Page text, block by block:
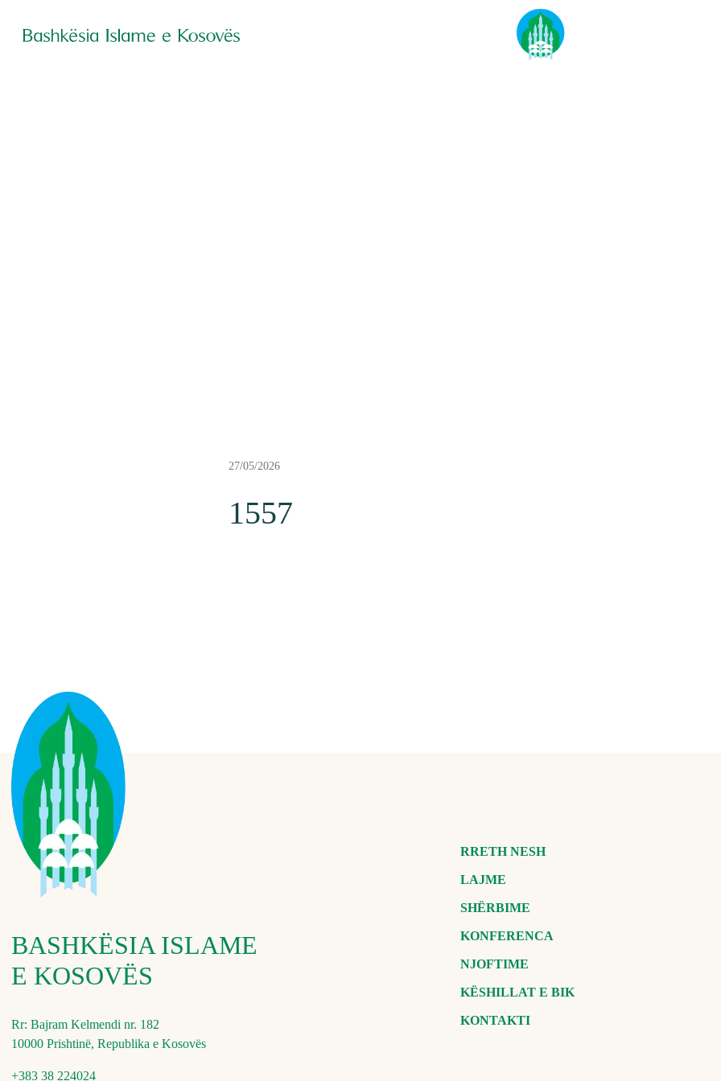
27/05/2026
1557
BASHKËSIA ISLAME
E KOSOVËS
Rr: Bajram Kelmendi nr. 182
10000 Prishtinë, Republika e Kosovës
+383 38 224024
RRETH NESH
LAJME
SHËRBIME
KONFERENCA
NJOFTIME
KËSHILLAT E BIK
KONTAKTI